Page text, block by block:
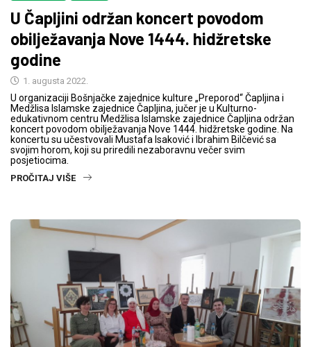
U Čapljini održan koncert povodom
obilježavanja Nove 1444. hidžretske
godine
1. augusta 2022.
U organizaciji Bošnjačke zajednice kulture „Preporod“ Čapljina i
Medžlisa Islamske zajednice Čapljina, jučer je u Kulturno-
edukativnom centru Medžlisa Islamske zajednice Čapljina održan
koncert povodom obilježavanja Nove 1444. hidžretske godine. Na
koncertu su učestvovali Mustafa Isaković i Ibrahim Bilčević sa
svojim horom, koji su priredili nezaboravnu večer svim
posjetiocima.
PROČITAJ VIŠE